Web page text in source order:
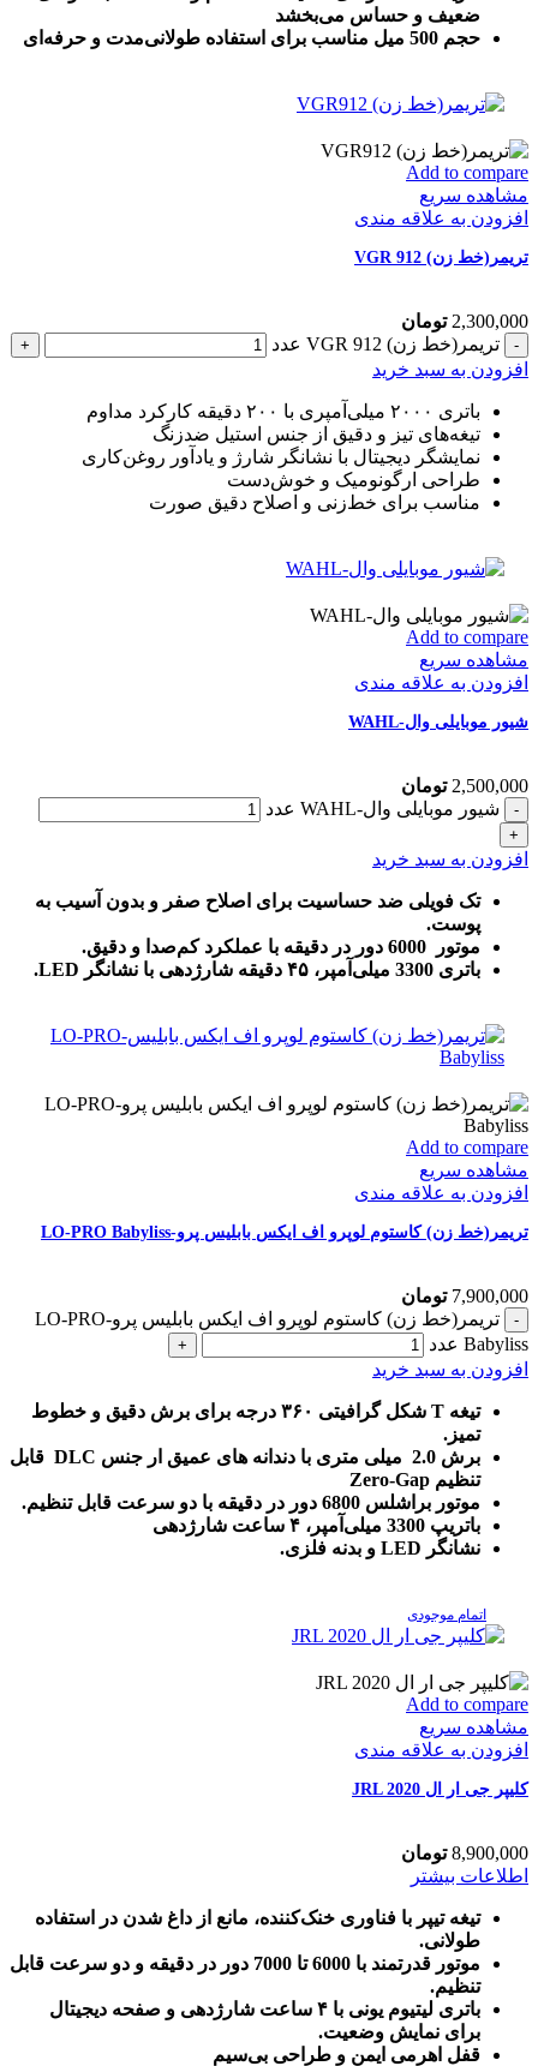
ضعیف و حساس می‌بخشد
حجم 500 میل مناسب برای استفاده طولانی‌مدت و حرفه‌ای
Add to compare
مشاهده سریع
افزودن به علاقه مندی
تریمر(خط زن) VGR 912
2,300,000 تومان
تریمر(خط زن) VGR 912 عدد
افزودن به سبد خرید
باتری ۲۰۰۰ میلی‌آمپری با ۲۰۰ دقیقه کارکرد مداوم
تیغه‌های تیز و دقیق از جنس استیل ضدزنگ
نمایشگر دیجیتال با نشانگر شارژ و یادآور روغن‌کاری
طراحی ارگونومیک و خوش‌دست
مناسب برای خط‌زنی و اصلاح دقیق صورت
Add to compare
مشاهده سریع
افزودن به علاقه مندی
شیور موبایلی وال-WAHL
2,500,000 تومان
شیور موبایلی وال-WAHL عدد
افزودن به سبد خرید
تک فویلی ضد حساسیت برای اصلاح صفر و بدون آسیب به
پوست.
موتور 6000 دور در دقیقه با عملکرد کم‌صدا و دقیق.
باتری 3300 میلی‌آمپر، ۴۵ دقیقه شارژدهی با نشانگر LED.
Add to compare
مشاهده سریع
افزودن به علاقه مندی
تریمر(خط زن) کاستوم لوپرو اف ایکس بابلیس پرو-LO-PRO Babyliss
7,900,000 تومان
تریمر(خط زن) کاستوم لوپرو اف ایکس بابلیس پرو-LO-PRO
Babyliss عدد
افزودن به سبد خرید
تیغه T شکل گرافیتی ۳۶۰ درجه برای برش دقیق و خطوط
تمیز.
برش 2.0 میلی متری با دندانه های عمیق ار جنس DLC قابل
تنظیم Zero-Gap
موتور براشلس 6800 دور در دقیقه با دو سرعت قابل تنظیم.
باتریپ 3300 میلی‌آمپر، ۴ ساعت شارژدهی
نشانگر LED و بدنه فلزی.
اتمام موجودی
Add to compare
مشاهده سریع
افزودن به علاقه مندی
کلیپر جی ار ال JRL 2020
8,900,000 تومان
اطلاعات بیشتر
تیغه تیپر با فناوری خنک‌کننده، مانع از داغ شدن در استفاده
طولانی.
موتور قدرتمند با 6000 تا 7000 دور در دقیقه و دو سرعت قابل
تنظیم.
باتری لیتیوم یونی با ۴ ساعت شارژدهی و صفحه دیجیتال
برای نمایش وضعیت.
قفل اهرمی ایمن و طراحی بی‌سیم